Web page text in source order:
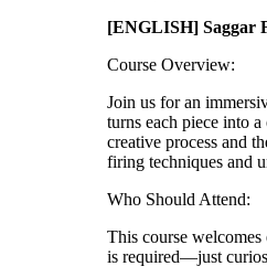
[ENGLISH] Saggar
Course Overview:
Join us for an
turns each piece into
creative process and
firing techniques and
Who Should Attend:
This course
is required—just